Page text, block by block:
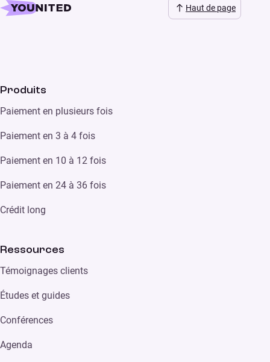
Haut de page
Produits
Paiement en plusieurs fois
Paiement en 3 à 4 fois
Paiement en 10 à 12 fois
Paiement en 24 à 36 fois
Crédit long
Ressources
Témoignages clients
Études et guides
Conférences
Agenda